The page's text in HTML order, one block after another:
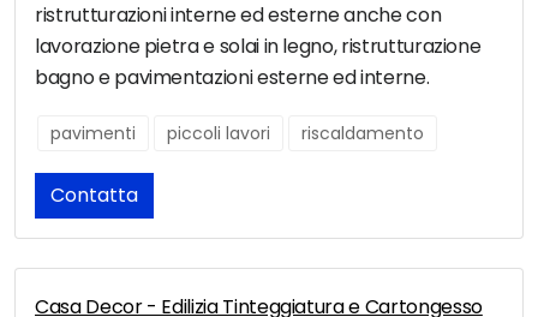
ristrutturazioni interne ed esterne anche con
lavorazione pietra e solai in legno, ristrutturazione
bagno e pavimentazioni esterne ed interne.
pavimenti piccoli lavori riscaldamento
Contatta
Casa Decor - Edilizia Tinteggiatura e Cartongesso